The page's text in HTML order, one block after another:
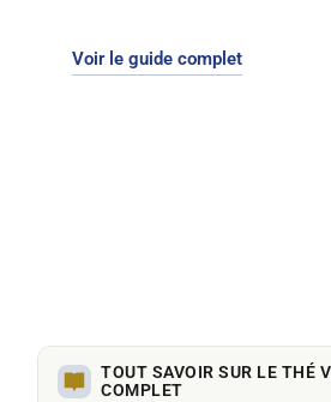
Pour mettre ces
exploreznotre boutique
Voir le guide complet
TOUT SAVOIR SUR LE THÉ
COMPLET